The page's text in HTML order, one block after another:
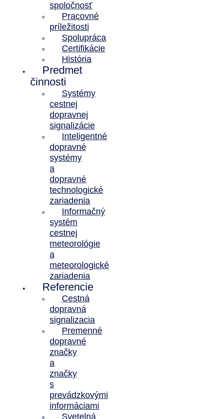
spoločnosť
Pracovné
príležitosti
Spolupráca
Certifikácie
História
Predmet
činnosti
Systémy
cestnej
dopravnej
signalizácie
Inteligentné
dopravné
systémy
a
dopravné
technologické
zariadenia
Informačný
systém
cestnej
meteorológie
a
meteorologické
zariadenia
Referencie
Cestná
dopravná
signalizacia
Premenné
dopravné
značky
a
značky
s
prevádzkovými
informáciami
Svetelná